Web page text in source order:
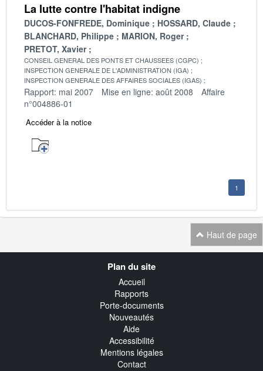
La lutte contre l'habitat indigne
DUCOS-FONFREDE, Dominique
HOSSARD, Claude
BLANCHARD, Philippe
MARION, Roger
PRETOT, Xavier
CONSEIL GENERAL DES PONTS ET CHAUSSEES (CGPC)
INSPECTION GENERALE DE L'ADMINISTRATION (IGA)
INSPECTION GENERALE DES AFFAIRES SOCIALES (IGAS)
Rapport: mai 2007 Mise en ligne: août 2008
Affaire
n°004886-01
Accéder à la notice
1
Haut de page
Plan du site
Accueil
Rapports
Porte-documents
Nouveautés
Aide
Accessibilité
Mentions légales
Contact